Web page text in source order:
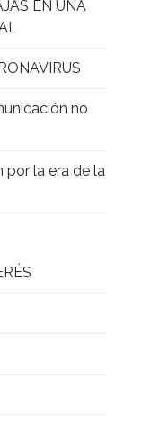
EN UNA
no
por la era de la